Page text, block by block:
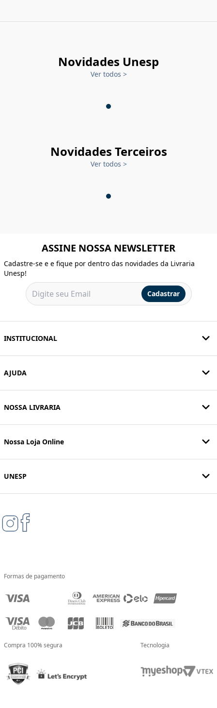
Novidades Unesp
Ver todos >
Novidades Terceiros
Ver todos >
ASSINE NOSSA NEWSLETTER
Cadastre-se e e fique por dentro das novidades da Livraria
Unesp!
Cadastrar
INSTITUCIONAL
AJUDA
NOSSA LIVRARIA
Nossa Loja Online
UNESP
Formas de pagamento
Compra 100% segura Tecnologia